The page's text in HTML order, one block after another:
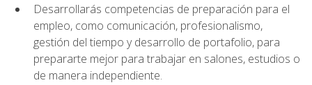
Desarrollarás competencias de preparación para el
empleo, como comunicación, profesionalismo,
gestión del tiempo y desarrollo de portafolio, para
prepararte mejor para trabajar en salones, estudios o
de manera independiente.